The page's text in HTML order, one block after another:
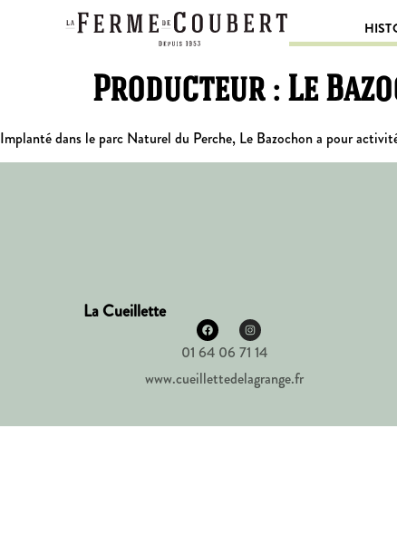
Producteur : Le
Implanté dans le parc Naturel du Perche, Le Bazochon a pour
La Cueillette
01 64 06 71 14
www.cueillettedelagrange.fr